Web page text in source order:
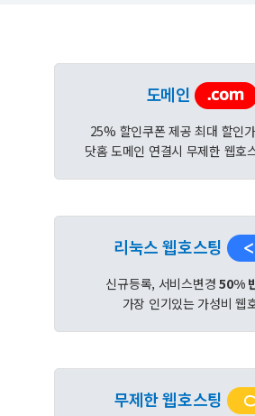
도메인
25% 할인쿠폰 제공 최대 할인
닷홈 도메인 연결시 무제한 웹호
리눅스 웹호스팅
신규등록, 서비스변경50%
가장 인기있는 가성비 웹
무제한 웹호스팅